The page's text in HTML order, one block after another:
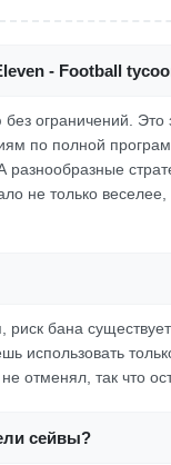
- Football
ограничений. Это
по полной
не только
риск бана
использовать
не отменял, так что
сейвы?